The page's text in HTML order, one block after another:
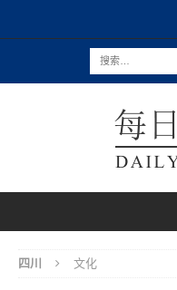
四川 文化